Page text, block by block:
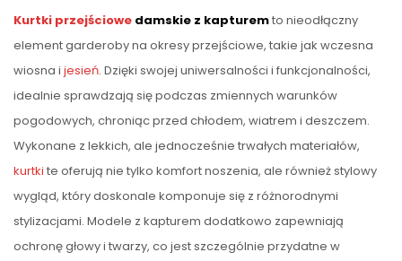
Kurtki przejściowe damskie z kapturemto nieodłączny
element garderoby na okresy przejściowe, takie jak wczesna
wiosna i jesień. Dzięki swojej uniwersalności i funkcjonalności,
idealnie sprawdzają się podczas zmiennych warunków
pogodowych, chroniąc przed chłodem, wiatrem i deszczem.
Wykonane z lekkich, ale jednocześnie trwałych materiałów,
kurtki te oferują nie tylko komfort noszenia, ale również stylowy
wygląd, który doskonale komponuje się z różnorodnymi
stylizacjami. Modele z kapturem dodatkowo zapewniają
ochronę głowy i twarzy, co jest szczególnie przydatne w